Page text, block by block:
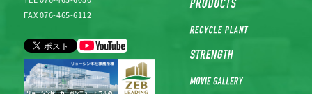
FAX 076-465-6112